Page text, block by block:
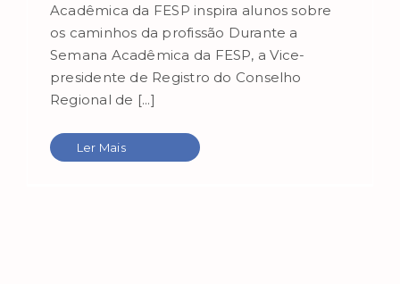
Acadêmica da FESP inspira alunos sobre
os caminhos da profissão Durante a
Semana Acadêmica da FESP, a Vice-
presidente de Registro do Conselho
Regional de [...]
Ler Mais